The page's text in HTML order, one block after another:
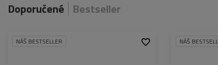
Doporučené Bestseller
NÁŠ BESTSELLER NÁŠ